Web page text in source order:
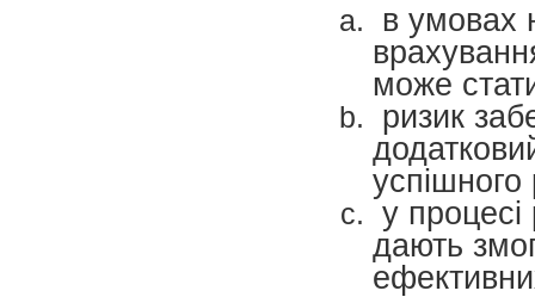
в умовах
може
ризик
успішного
у процесі
дають